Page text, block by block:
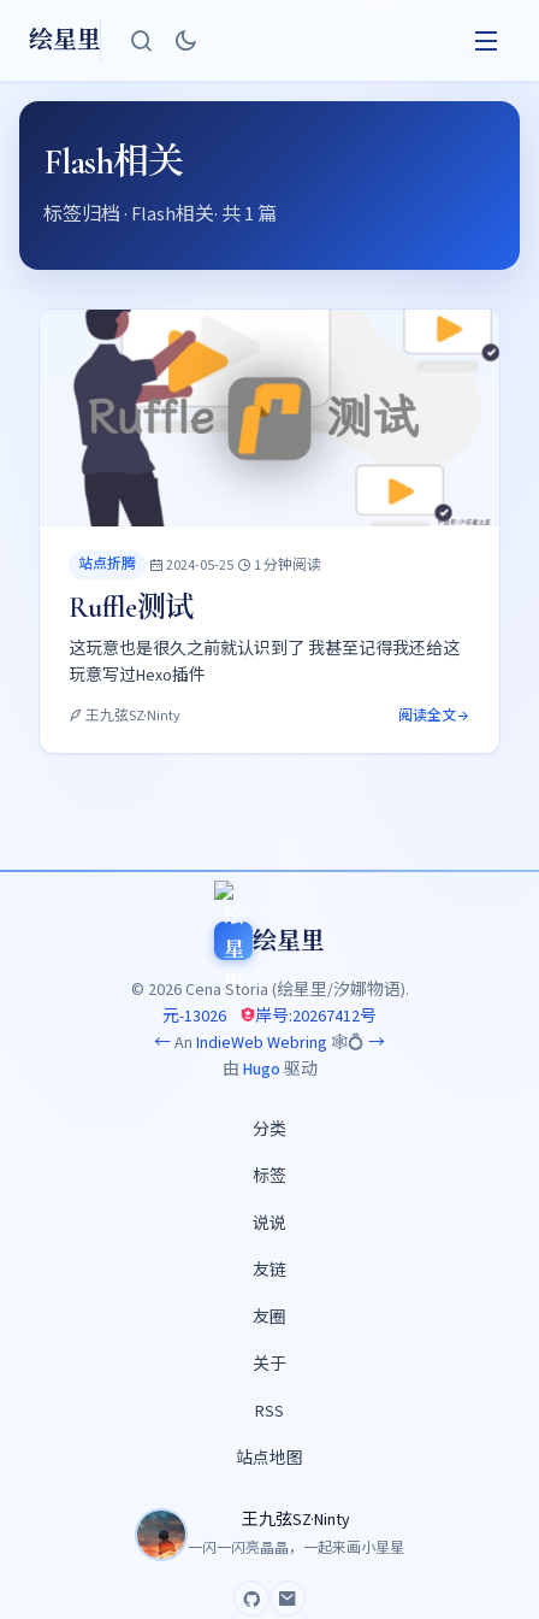
绘星里
Flash相关
标签归档 · Flash相关· 共 1 篇
站点折腾 · 2024-05-25· 1 分钟阅读
Ruffle测试
这玩意也是很久之前就认识到了 我甚至记得我还给这
玩意写过Hexo插件
王九弦SZ·Ninty 阅读全文
绘星里
© 2026 Cena Storia (绘星里/汐娜物语).
元-13026
岸号:20267412号
←An IndieWeb Webring 🕸💍 →
由 Hugo 驱动
分类
标签
说说
友链
友圈
关于
RSS
站点地图
王九弦SZ·Ninty
一闪一闪亮晶晶，一起来画小星星
GitHubEmail